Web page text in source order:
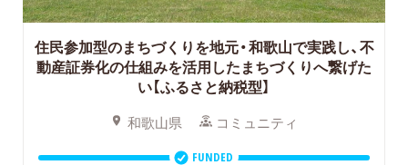
住民参加型のまちづくりを地元・和歌山で実践し、不
動産証券化の仕組みを活用したまちづくりへ繋げた
い【ふるさと納税型】
和歌山県 コミュニティ
FUNDED